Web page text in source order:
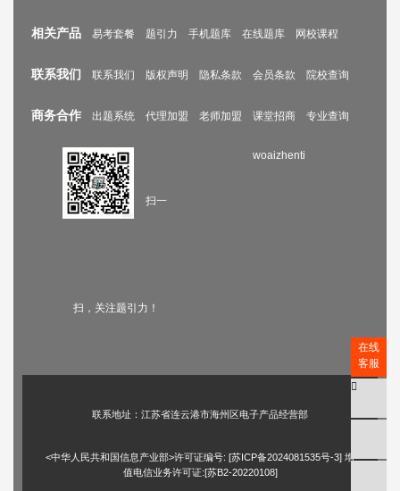
相关产品 易考套餐 题引力 手机题库 在线题库 网校课程
联系我们 联系我们 版权声明 隐私条款 会员条款 院校查询
商务合作 出题系统 代理加盟 老师加盟 课堂招商 专业查询
扫一
扫，关注题引力！
woaizhenti
联系地址：江苏省连云港市海州区电子产品经营部
<中华人民共和国信息产业部>许可证编号: [苏ICP备2024081535号-3] 增
值电信业务许可证:[苏B2-20220108]
在线
客服